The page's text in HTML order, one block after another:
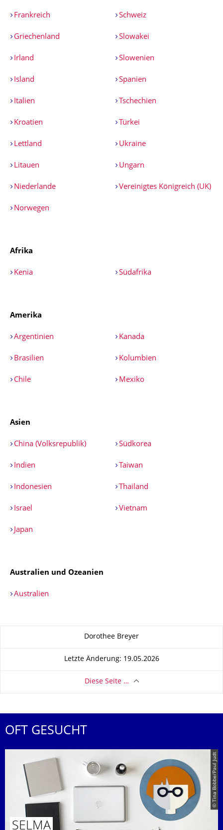
Frankreich Schweiz
Griechenland Slowakei
Irland Slowenien
Island Spanien
Italien Tschechien
Kroatien Türkei
Lettland Ukraine
Litauen Ungarn
Niederlande Vereinigtes Königreich (UK)
Norwegen
Afrika
Kenia Südafrika
Amerika
Argentinien Kanada
Brasilien Kolumbien
Chile Mexiko
Asien
China (Volksrepublik) Südkorea
Indien Taiwan
Indonesien Thailand
Israel Vietnam
Japan
Australien und Ozeanien
Australien
Dorothee Breyer
Letzte Änderung: 19.05.2026
Diese Seite …
OFT GESUCHT
© Tina Bobbe/Paul Judt
SELMA